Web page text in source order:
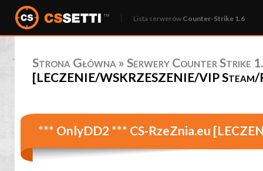
Lista serwerów Counter-Strike 1.6
Strona Główna » Serwery Counter Strike
[LECZENIE/WSKRZESZENIE/VIP
*** OnlyDD2 *** CS-RzeZnia.eu